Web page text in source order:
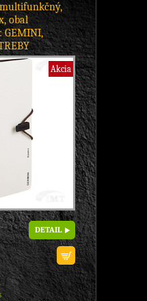
obal
GEMINI,
Akcia
DETAIL